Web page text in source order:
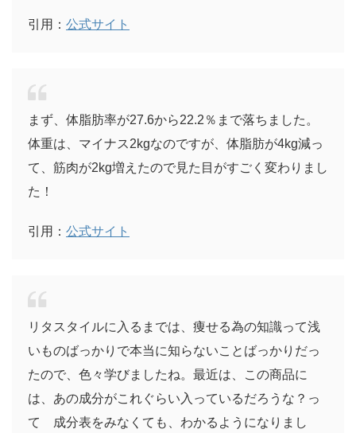
引用： 公式サイト
まず、体脂肪率が27.6から22.2％まで落ちました。
体重は、マイナス2kgなのですが、体脂肪が4kg減っ
て、筋肉が2kg増えたので見た目がすごく変わりまし
た！
引用： 公式サイト
リタスタイルに入るまでは、痩せる為の知識って浅
いものばっかりで本当に知らないことばっかりだっ
たので、色々学びましたね。最近は、この商品に
は、あの成分がこれぐらい入っているだろうな？っ
て 成分表をみなくても、わかるようになりまし